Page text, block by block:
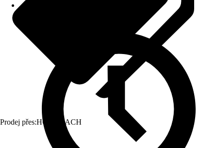
Prodej přes:HORNBACH